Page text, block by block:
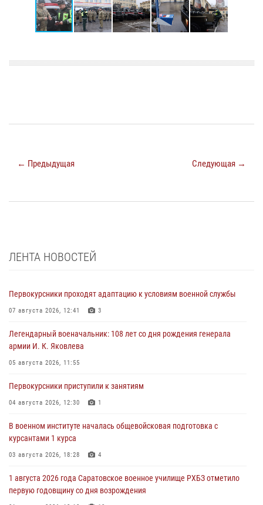
← Предыдущая Следующая →
ЛЕНТА НОВОСТЕЙ
Первокурсники проходят адаптацию к условиям военной службы
07 августа 2026, 12:41 3
Легендарный военачальник: 108 лет со дня рождения генерала
армии И. К. Яковлева
05 августа 2026, 11:55
Первокурсники приступили к занятиям
04 августа 2026, 12:30 1
В военном институте началась общевойсковая подготовка с
курсантами 1 курса
03 августа 2026, 18:28 4
1 августа 2026 года Саратовское военное училище РХБЗ отметило
первую годовщину со дня возрождения